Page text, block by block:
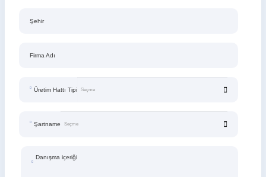
Şehir
Firma Adı
Üretim Hattı Tipi
Şartname
Danışma içeriği